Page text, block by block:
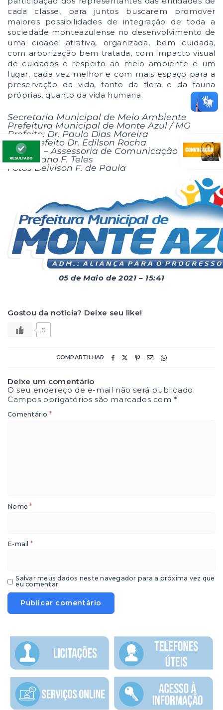
cada classe, para juntos buscarem promover
maiores possibilidades de integração de toda a
sociedade monteazulense no desenvolvimento de
uma cidade atrativa, organizada, bem cuidada,
com arborização bem tratada, com impacto visual
de cuidados e respeito ao meio ambiente e um
lugar, cada vez melhor e com mais espaço para a
preservação da vida, tanto da flora e da fauna
próprias, quanto da vida humana.
Secretaria Municipal de Meio Ambiente
Prefeitura Municipal de Monte Azul / MG
Prefeito: Dr. Paulo Dias Moreira
Vice-prefeito Dr. Edilson Rocha
ASCOM – Assessoria de Comunicação
Por Juliano F. Teles
Fotos Deivison F. de Paula
05 de Maio de 2021 – 15:41
Gostou da notícia? Deixe seu like!
0
COMPARTILHAR
Deixe um comentário
O seu endereço de e-mail não será publicado.
Campos obrigatórios são marcados com*
Comentário *
Nome*
E-mail *
Salvar meus dados neste navegador para a próxima vez que
eu comentar.